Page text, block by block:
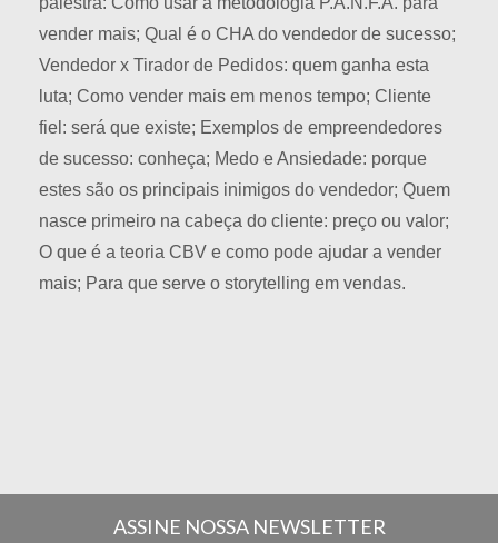
vender mais; Qual é o CHA do vendedor de sucesso;
Vendedor x Tirador de Pedidos: quem ganha esta
luta; Como vender mais em menos tempo; Cliente
fiel: será que existe; Exemplos de empreendedores
de sucesso: conheça; Medo e Ansiedade: porque
estes são os principais inimigos do vendedor; Quem
nasce primeiro na cabeça do cliente: preço ou valor;
O que é a teoria CBV e como pode ajudar a vender
mais; Para que serve o storytelling em vendas.
ASSINE NOSSA NEWSLETTER